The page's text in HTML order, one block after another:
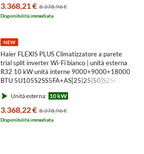
3.368,21 € 8.378,96 €
Disponibilità immediata
NEW
Haier FLEXIS PLUS Climatizzatore a parete
trial split inverter Wi-Fi bianco | unità esterna
R32 10 kW unità interne 9000+9000+18000
BTU 5U105S2SS5FA+AS[25|25|50]S2SF1FA-
Unità esterna: 10 kW
3.368,22 € 8.378,96 €
Disponibilità immediata